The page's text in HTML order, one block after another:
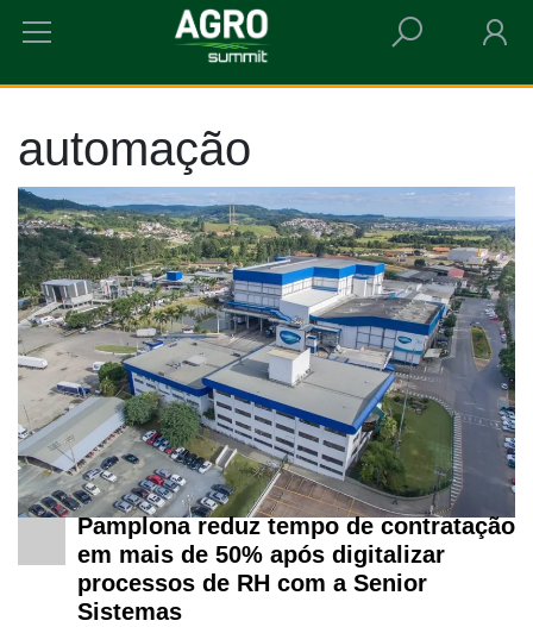
HOME AUTOMAÇÃO
automação
Pamplona reduz tempo de contratação
em mais de 50% após digitalizar
processos de RH com a Senior
Sistemas